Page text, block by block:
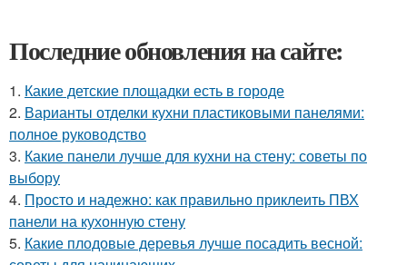
Последние обновления на сайте:
1. Какие детские площадки есть в городе
2. Варианты отделки кухни пластиковыми панелями:
полное руководство
3. Какие панели лучше для кухни на стену: советы по
выбору
4. Просто и надежно: как правильно приклеить ПВХ
панели на кухонную стену
5. Какие плодовые деревья лучше посадить весной: